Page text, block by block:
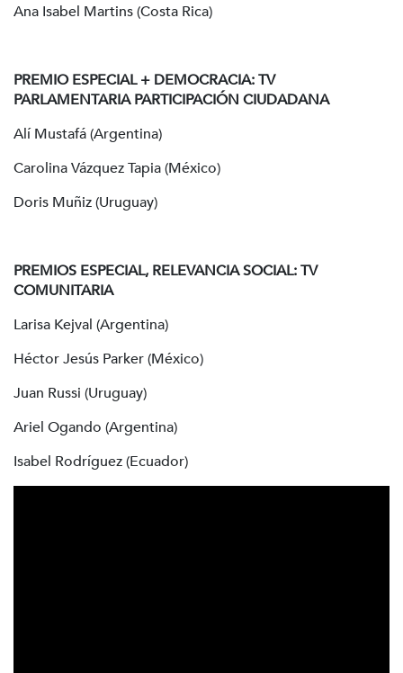
Ana Isabel Martins (Costa Rica)
PREMIO ESPECIAL + DEMOCRACIA: TV
PARLAMENTARIA PARTICIPACIÓN CIUDADANA
Alí Mustafá (Argentina)
Carolina Vázquez Tapia (México)
Doris Muñiz (Uruguay)
PREMIOS ESPECIAL, RELEVANCIA SOCIAL: TV
COMUNITARIA
Larisa Kejval (Argentina)
Héctor Jesús Parker (México)
Juan Russi (Uruguay)
Ariel Ogando (Argentina)
Isabel Rodríguez (Ecuador)